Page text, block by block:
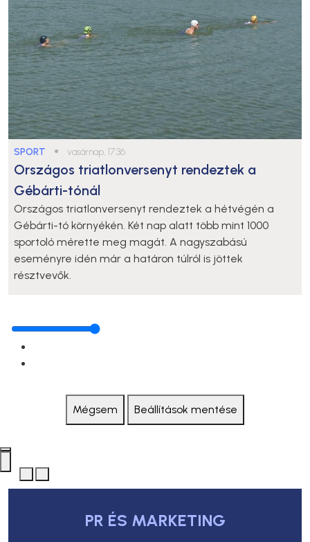
SPORT ● vasárnap, 17:36
Országos triatlonversenyt rendeztek a
Gébárti-tónál
Országos triatlonversenyt rendeztek a hétvégén a
Gébárti-tó környékén. Két nap alatt több mint 1000
sportoló mérette meg magát. A nagyszabású
eseményre idén már a határon túlról is jöttek
résztvevők.
Mégsem Beállítások mentése
PR ÉS MARKETING